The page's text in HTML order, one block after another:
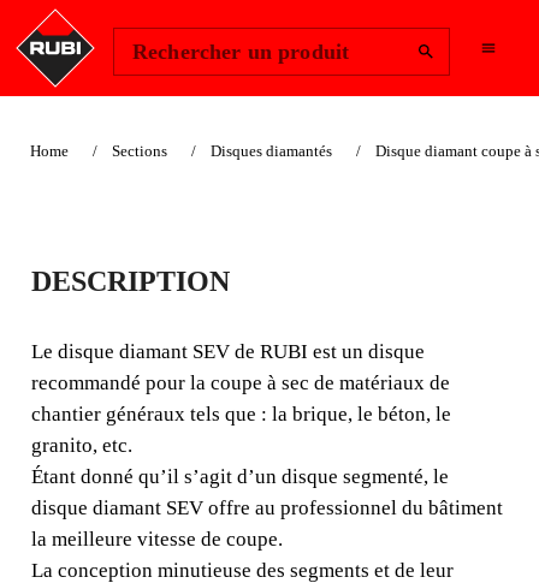
Rechercher un produit
Home Sections Disques diamantés Disque diamant coupe à
DISQUE DIAMANT
GÉNÉRAL POUR
CHANTIER
SEGMENTÉ-SEV
Le disque diamant SEV de RUBI est un disque
recommandé pour la coupe à sec de matériaux de
chantier généraux tels que : la brique, le béton, le granito,
etc.
DESCRIPTION
Le disque diamant SEV de RUBI est un disque
recommandé pour la coupe à sec de matériaux de
chantier généraux tels que : la brique, le béton, le
granito, etc.
Étant donné qu’il s’agit d’un disque segmenté, le
disque diamant SEV offre au professionnel du bâtiment
la meilleure vitesse de coupe.
La conception minutieuse des segments et de leur